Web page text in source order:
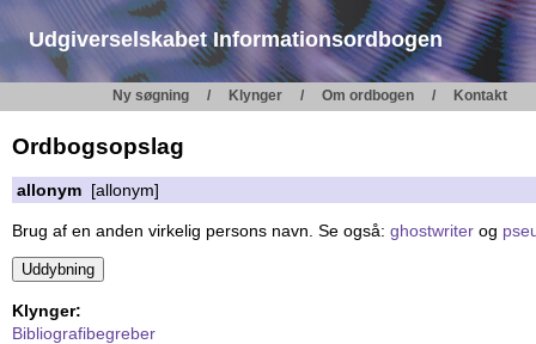
Udgiverselskabet Informationsordbogen
Ny søgning Klynger Om ordbogen Kontakt
Ordbogsopslag
allonym [allonym]
Brug af en anden virkelig persons navn. Se også: ghostwriter og
Klynger:
Bibliografibegreber